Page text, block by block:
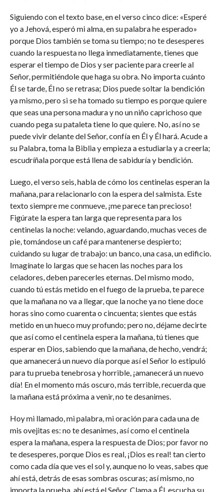
Siguiendo con el texto base, en el verso cinco dice: «Esperé
yo a Jehová, esperó mi alma, en su palabra he esperado»
porque Dios también se toma su tiempo; no te desesperes
cuando la respuesta no llega inmediatamente, tienes que
esperar el tiempo de Dios y ser paciente para creerle al
Señor, permitiéndole que haga su obra. No importa cuánto
Él se tarde, Él no se retrasa; Dios puede soltar la bendición
ya mismo, pero si se ha tomado su tiempo es porque quiere
que seas una persona madura y no un niño caprichoso que
cuando pega su pataleta tiene lo que quiere. No, así no se
puede vivir delante del Señor, confía en Él y Él hará. Acude a
su Palabra, toma la Biblia y empieza a estudiarla y a creerla;
escudríñala porque está llena de sabiduría y bendición.
Luego, el verso seis, habla de cómo los centinelas esperan la
mañana, para relacionarlo con la espera del salmista. Este
texto siempre me conmueve, ¡me parece tan precioso!
Figúrate la espera tan larga que representa para los
centinelas la noche: velando, aguardando, muchas veces de
pie, tomándose un café para mantenerse despierto;
cuidando su lugar de trabajo: un banco, una casa, un edificio.
Imagínate lo largas que se hacen las noches para los
celadores, deben parecerles eternas. Del mismo modo,
cuando tú estás metido en el fuego de la prueba, te parece
que la mañana no va a llegar, que la noche ya no tiene doce
horas sino como cuarenta o cincuenta; sientes que estás
metido en un hueco muy profundo; pero no, déjame decirte
que así como el centinela espera la mañana, tú tienes que
esperar en Dios, sabiendo que la mañana, de hecho, vendrá;
que amanecerá un nuevo día porque así el Señor lo estipuló
para tu prueba tenebrosa y horrible, ¡amanecerá un nuevo
día! En el momento más oscuro, más terrible, recuerda que
la mañana está próxima a venir, no te desanimes.
Hoy mi llamado, mi palabra, mi oración para cada una de
mis ovejitas es: no te desanimes, así como el centinela
espera la mañana, espera la respuesta de Dios; por favor no
te desesperes, porque Dios es real, ¡Dios es real! tan cierto
como cada día que ves el sol y, aunque no lo veas, sabes que
ahí está, detrás de esas sombras oscuras; así mismo, no
importa la prueba, ahí está el Señor. Clama a Él, escucha su